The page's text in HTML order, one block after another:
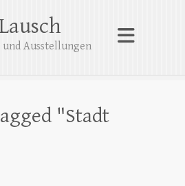
Ausstellungen
"Stadt